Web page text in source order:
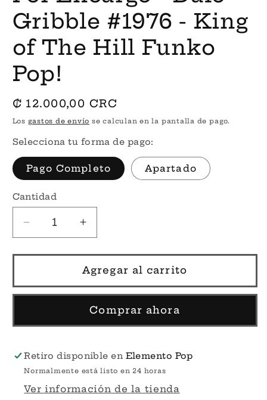
una
ventana
modal
Gribble #1976 - King
of The Hill Funko
Pop!
Precio
habitual
₡ 12.000,00 CRC
Los gastos de envío se calculan en la pantalla de pago.
Selecciona tu forma de pago:
Pago Completo Apartado
Cantidad
Reducir
cantidad
para
Encargo
-
Gribble
-
King
The
Aumentar
cantidad
para
Por
Encargo
-
Dale
Gribble
-
King
The
Agregar al carrito
Comprar ahora
Retiro disponible en Elemento Pop
Normalmente está listo en 24 horas
Ver información de la tienda